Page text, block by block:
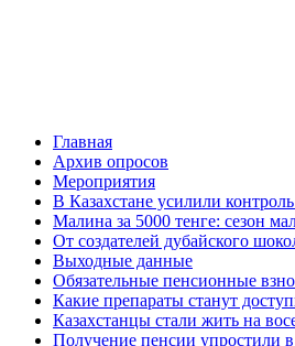
Главная
Архив опросов
Мероприятия
В Казахстане усилили
Малина за 5000 тенге: сезон
От создателей дубайского
Выходные данные
Обязательные пенсионные
Какие препараты станут
Казахстанцы стали жить на
Получение пенсии упростили в